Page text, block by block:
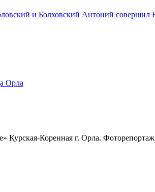
Орла
Курская-Коренная г. Орла. Фоторепортаж